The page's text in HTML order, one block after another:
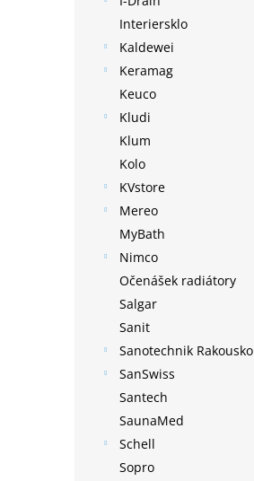
Interiersklo
Kaldewei
Keramag
Keuco
Kludi
Klum
Kolo
KVstore
Mereo
MyBath
Nimco
Očenášek radiátory
Salgar
Sanit
Sanotechnik Rakousko
SanSwiss
Santech
SaunaMed
Schell
Sopro